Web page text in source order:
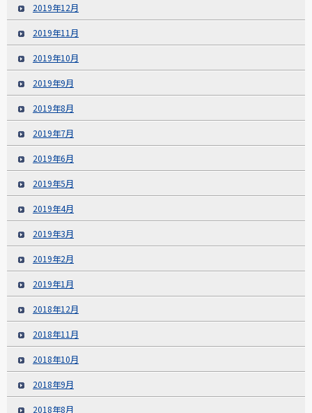
2019年12月
2019年11月
2019年10月
2019年9月
2019年8月
2019年7月
2019年6月
2019年5月
2019年4月
2019年3月
2019年2月
2019年1月
2018年12月
2018年11月
2018年10月
2018年9月
2018年8月